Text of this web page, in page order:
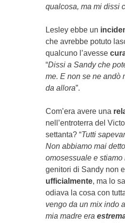
qualcosa, ma mi dissi
Lesley ebbe un
che avrebbe potuto
qualcuno l’avesse
“Dissi a Sandy che
me. E non se ne andò
da allora”.
Com’era avere una
nell’entroterra del
settanta? “Tutti
Non abbiamo mai
omosessuale e
genitori di Sandy non
ufficialmente, ma lo
odiava la cosa con
vengo da un mix indo
mia madre era